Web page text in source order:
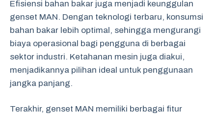
Efisiensi bahan bakar juga menjadi keunggulan
genset MAN. Dengan teknologi terbaru, konsumsi
bahan bakar lebih optimal, sehingga mengurangi
biaya operasional bagi pengguna di berbagai
sektor industri. Ketahanan mesin juga diakui,
menjadikannya pilihan ideal untuk penggunaan
jangka panjang.
Terakhir, genset MAN memiliki berbagai fitur